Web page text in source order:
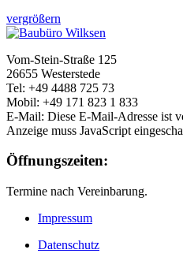
vergrößern
Vom-Stein-Straße 125
26655 Westerstede
Tel: +49 4488 725 73
Mobil: +49 171 823 1 833
E-Mail: Diese E-Mail-Adresse ist
Anzeige muss JavaScript
Öffnungszeiten:
Termine nach Vereinbarung.
Impressum
Datenschutz